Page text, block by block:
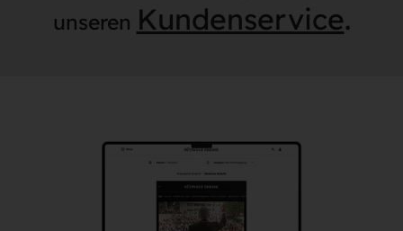
unseren Kundenservice.